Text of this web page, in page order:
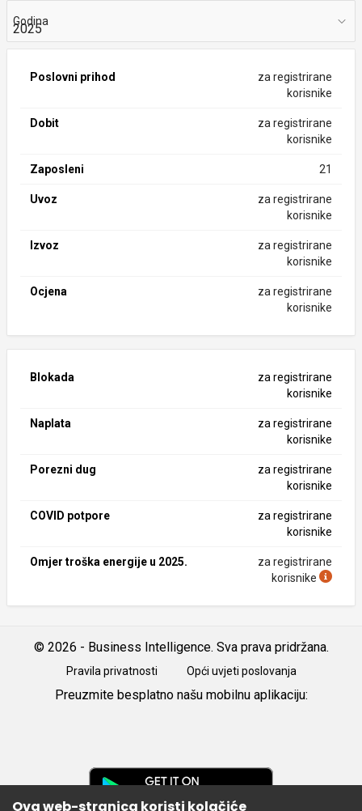
Godina
Poslovni prihod
za registrirane
korisnike
Dobit
za registrirane
korisnike
Zaposleni 21
Uvoz
za registrirane
korisnike
Izvoz
za registrirane
korisnike
Ocjena
za registrirane
korisnike
Blokada
za registrirane
korisnike
Naplata
za registrirane
korisnike
Porezni dug
za registrirane
korisnike
COVID potpore
za registrirane
korisnike
Omjer troška energije u 2025.
za registrirane
korisnike
© 2026 - Business Intelligence. Sva prava pridržana.
Pravila privatnosti Opći uvjeti poslovanja
Preuzmite besplatno našu mobilnu aplikaciju:
Ova web-stranica koristi kolačiće